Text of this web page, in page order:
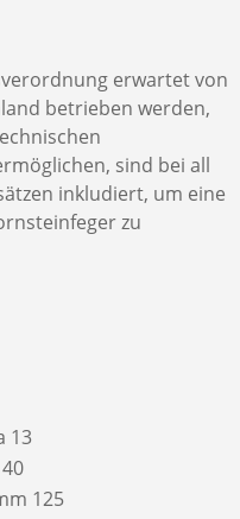
erwartet von
betrieben werden,
sind bei all
inkludiert, um eine
zu
13
125